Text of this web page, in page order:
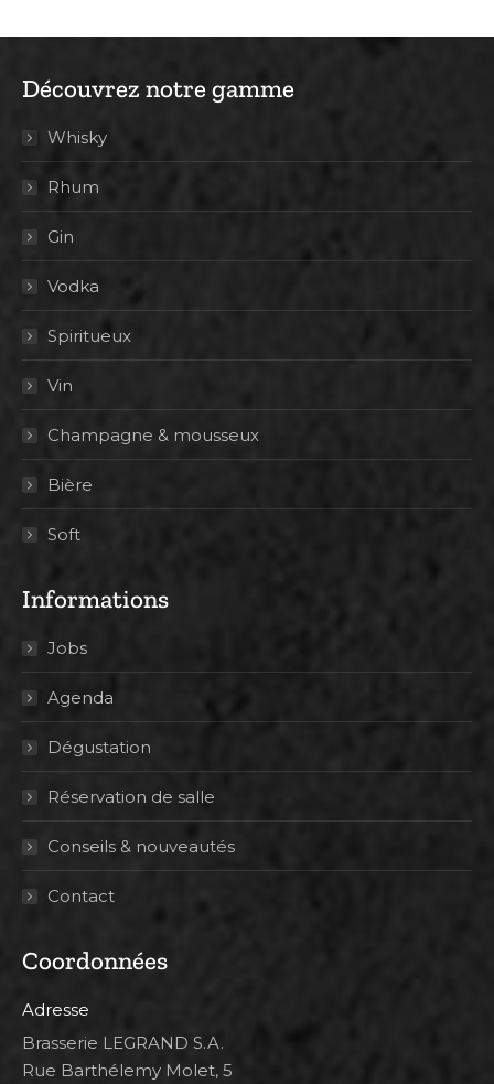
Découvrez notre gamme
Whisky
Rhum
Gin
Vodka
Spiritueux
Vin
Champagne & mousseux
Bière
Soft
Informations
Jobs
Agenda
Dégustation
Réservation de salle
Conseils & nouveautés
Contact
Coordonnées
Adresse
Brasserie LEGRAND S.A.
Rue Barthélemy Molet, 5